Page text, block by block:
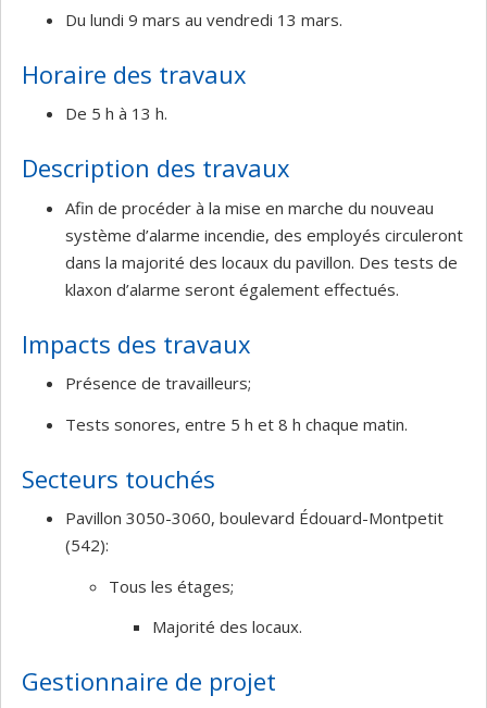
Du lundi 9 mars au vendredi 13 mars.
Horaire des travaux
De 5 h à 13 h.
Description des travaux
Afin de procéder à la mise en marche du nouveau
système d’alarme incendie, des employés circuleront
dans la majorité des locaux du pavillon. Des tests de
klaxon d’alarme seront également effectués.
Impacts des travaux
Présence de travailleurs;
Tests sonores, entre 5 h et 8 h chaque matin.
Secteurs touchés
Pavillon 3050-3060, boulevard Édouard-Montpetit
(542):
Tous les étages;
Majorité des locaux.
Gestionnaire de projet